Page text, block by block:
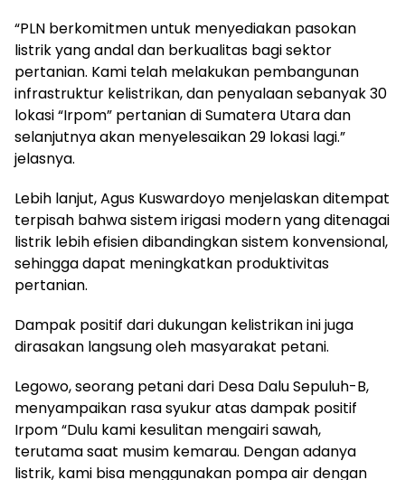
“PLN berkomitmen untuk menyediakan pasokan
listrik yang andal dan berkualitas bagi sektor
pertanian. Kami telah melakukan pembangunan
infrastruktur kelistrikan, dan penyalaan sebanyak 30
lokasi “Irpom” pertanian di Sumatera Utara dan
selanjutnya akan menyelesaikan 29 lokasi lagi.”
jelasnya.
Lebih lanjut, Agus Kuswardoyo menjelaskan ditempat
terpisah bahwa sistem irigasi modern yang ditenagai
listrik lebih efisien dibandingkan sistem konvensional,
sehingga dapat meningkatkan produktivitas
pertanian.
Dampak positif dari dukungan kelistrikan ini juga
dirasakan langsung oleh masyarakat petani.
Legowo, seorang petani dari Desa Dalu Sepuluh-B,
menyampaikan rasa syukur atas dampak positif
Irpom “Dulu kami kesulitan mengairi sawah,
terutama saat musim kemarau. Dengan adanya
listrik, kami bisa menggunakan pompa air dengan